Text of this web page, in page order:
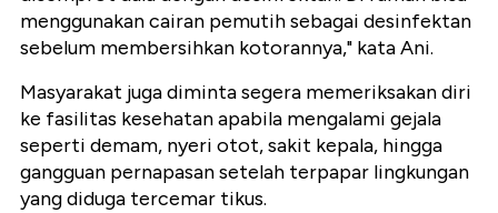
menggunakan cairan pemutih sebagai desinfektan
sebelum membersihkan kotorannya," kata Ani.
Masyarakat juga diminta segera memeriksakan diri
ke fasilitas kesehatan apabila mengalami gejala
seperti demam, nyeri otot, sakit kepala, hingga
gangguan pernapasan setelah terpapar lingkungan
yang diduga tercemar tikus.